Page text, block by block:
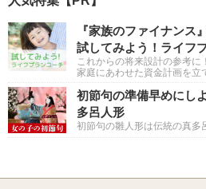
『家族のファイナンス
試してみよう！ライフ
これからの将来設計の参考に
家庭にあわせた資金計画を立
初節句の準備早めに
多呂人形
初節句の雛人形は伝統の真多